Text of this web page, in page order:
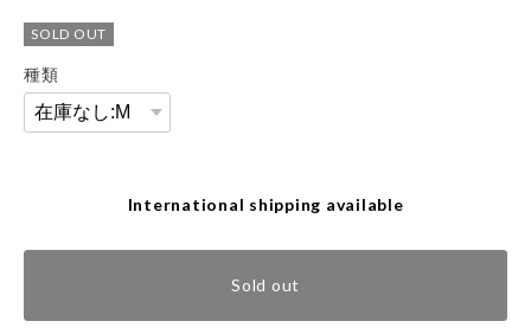
SOLD OUT
種類
International shipping available
Sold out